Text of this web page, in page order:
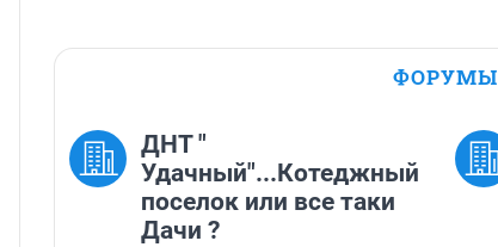
ФОРУМЫ
ДНТ "
Удачный"...Котеджный
поселок или все таки
Дачи ?